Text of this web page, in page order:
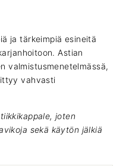
ja tärkeimpiä esineitä
Astian
valmistusmenetelmässä,
vahvasti
joten
sekä käytön jälkiä